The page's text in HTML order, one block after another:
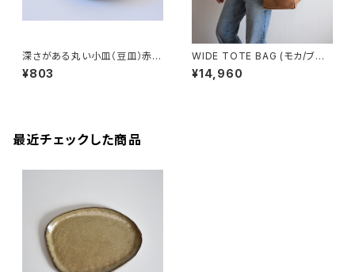
深さがある丸い小皿（豆皿）赤土
×乳濁灰釉
¥803
WIDE TOTE BAG (モカ/ブラ
ウン)
¥14,960
最近チェックした商品